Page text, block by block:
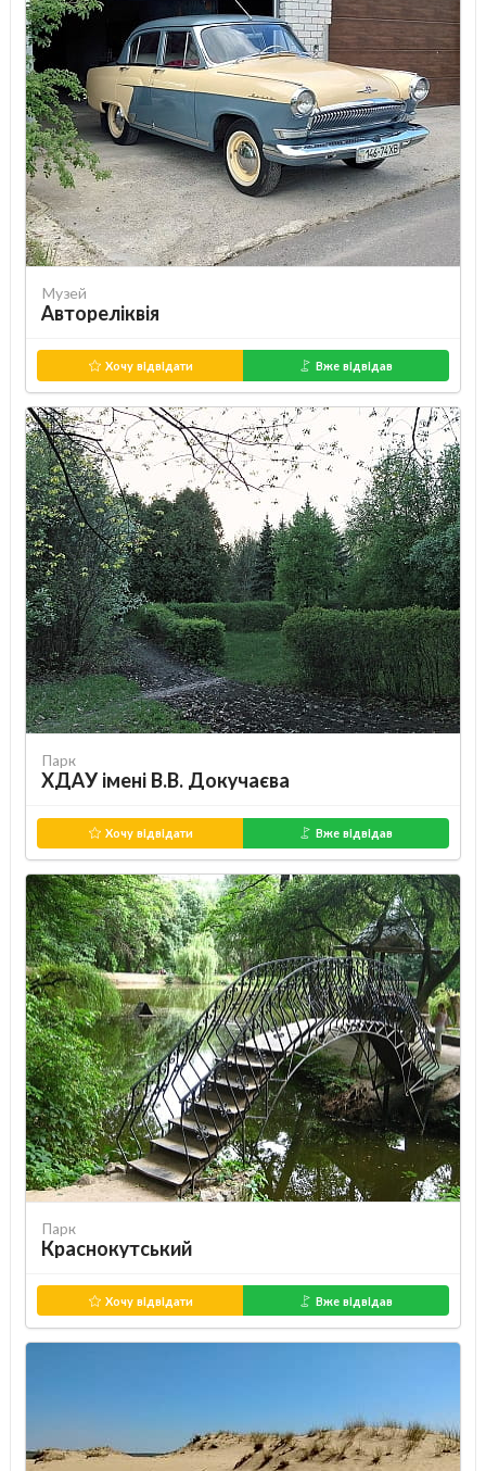
Музей
Автореліквія
Хочу відвідати Вже відвідав
Парк
ХДАУ імені В.В. Докучаєва
Хочу відвідати Вже відвідав
Парк
Краснокутський
Хочу відвідати Вже відвідав